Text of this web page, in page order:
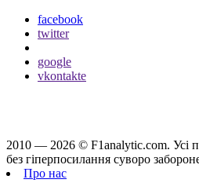
facebook
twitter
google
vkontakte
2010 — 2026 © F1analytic.com. Усi
без гіперпосилання суворо
Про нас